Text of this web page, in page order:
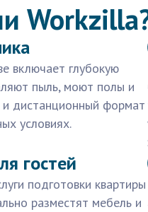
включает глубокую
пыль, моют полы и
и дистанционный формат
условиях.
гостей
подготовки квартиры
разместят мебель и